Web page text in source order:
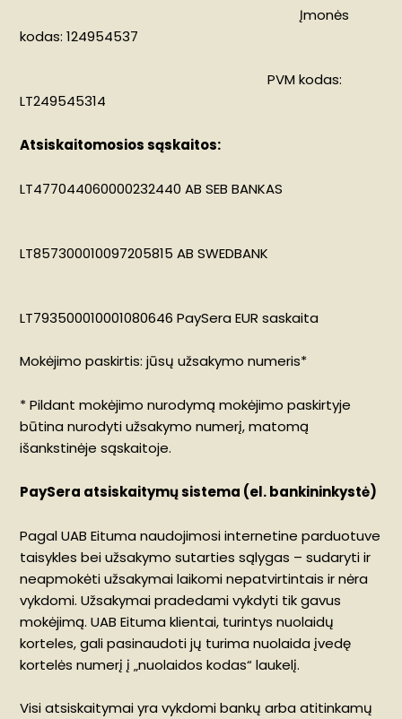
Įmonės
kodas: 124954537
PVM kodas:
LT249545314
Atsiskaitomosios sąskaitos:
LT477044060000232440 AB SEB BANKAS
LT857300010097205815 AB SWEDBANK
LT793500010001080646 PaySera EUR saskaita
Mokėjimo paskirtis: jūsų užsakymo numeris*
* Pildant mokėjimo nurodymą mokėjimo paskirtyje
būtina nurodyti užsakymo numerį, matomą
išankstinėje sąskaitoje.
PaySera atsiskaitymų sistema (el. bankininkystė)
Pagal UAB Eituma naudojimosi internetine parduotuve
taisykles bei užsakymo sutarties sąlygas – sudaryti ir
neapmokėti užsakymai laikomi nepatvirtintais ir nėra
vykdomi. Užsakymai pradedami vykdyti tik gavus
mokėjimą. UAB Eituma klientai, turintys nuolaidų
korteles, gali pasinaudoti jų turima nuolaida įvedę
kortelės numerį į „nuolaidos kodas“ laukelį.
Visi atsiskaitymai yra vykdomi bankų arba atitinkamų